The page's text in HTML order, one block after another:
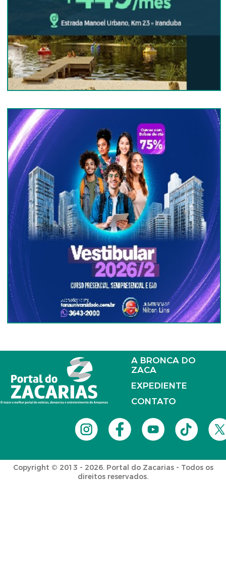
A BRONCA DO
ZACA
EXPEDIENTE
CONTATO
Copyright © 2013 - 2026. Portal do Zacarias - Todos os
direitos reservados.